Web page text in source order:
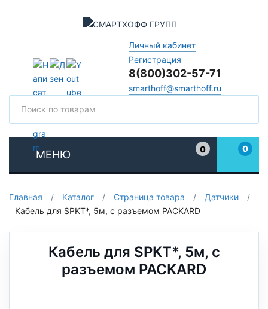
Личный кабинет
Регистрация
8(800)302-57-71
smarthoff@smarthoff.ru
МЕНЮ
0
0
Главная / Каталог / Страница товара / Датчики
/
Кабель для SPKT*, 5м, с разъемом PACKARD
Кабель для SPKT*, 5м, с
разъемом PACKARD